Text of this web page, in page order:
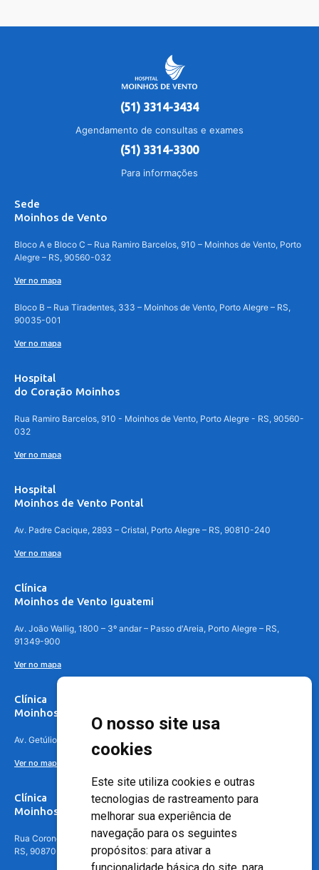
O nosso site usa
cookies
Este site utiliza cookies e outras
tecnologias de rastreamento para
melhorar sua experiência de
navegação para os seguintes
propósitos: para ativar a
(51) 3314-3434
Agendamento de consultas e exames
(51) 3314-3300
Para informações
Sede
Moinhos de Vento
Bloco A e Bloco C – Rua Ramiro Barcelos, 910 – Moinhos de Vento, Porto
Alegre – RS, 90560-032
Ver no mapa
Bloco B – Rua Tiradentes, 333 – Moinhos de Vento, Porto Alegre – RS,
90035-001
Ver no mapa
Hospital
do Coração Moinhos
Rua Ramiro Barcelos, 910 - Moinhos de Vento, Porto Alegre - RS, 90560-
032
Ver no mapa
Hospital
Moinhos de Vento Pontal
Av. Padre Cacique, 2893 – Cristal, Porto Alegre – RS, 90810-240
Ver no mapa
Clínica
Moinhos de Vento Iguatemi
Av. João Wallig, 1800 – 3º andar – Passo d'Areia, Porto Alegre – RS,
91349-900
Ver no mapa
Clínica
Moinhos de Vento Canoas
Av. Getúlio Vargas, 4841 – Centro, Canoas – RS, 92010-010
Ver no mapa
Clínica
Moinhos de Vento - Teresópolis
Rua Coronel Aparício Borges, 250 - 3º andar - Teresópolis, Porto Alegre -
RS, 90870-016